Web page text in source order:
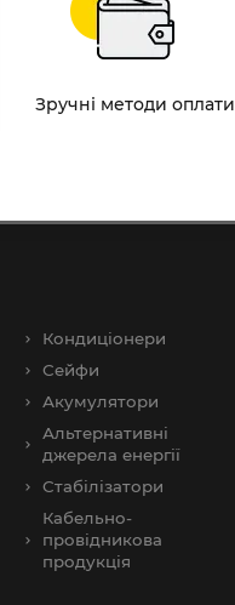
Зручні методи оплати
Кондиціонери
Сейфи
Акумулятори
Альтернативні
джерела енергії
Стабілізатори
Кабельно-
провідникова
продукція